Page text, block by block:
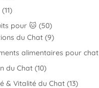
produits
1111
produits
pour 🐱 5050
produits
du Chat 99
produits
alimentaires pour chat
du Chat 1010
produits
& Vitalité du Chat 1313